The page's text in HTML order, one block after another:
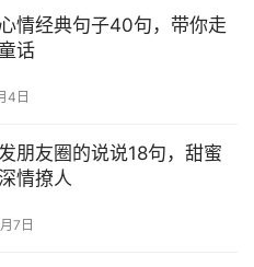
情经典句子40句，带你走
话
4日
朋友圈的说说18句，甜蜜
情撩人
7日